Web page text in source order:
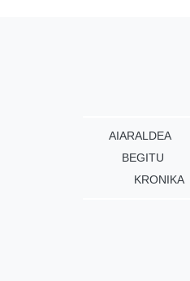
AIARALDEA
BEGITU
KRONIKA